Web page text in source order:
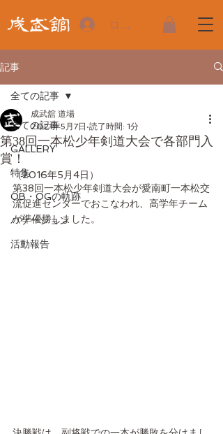
ログイン
記事
全ての記事
GALLERY
特集
OB・OGの軌跡
バケーション
活動報告
全ての記事
第38回一本松少年剣道大会で各部門入
賞！
成武舘 道場
2021年5月7日 読了時間: 1分
（2016年5月4日）
第38回一本松少年剣道大会が愛南町一本松交
流促進センターでおこなわれ、高学年チーム
が準優勝しました。